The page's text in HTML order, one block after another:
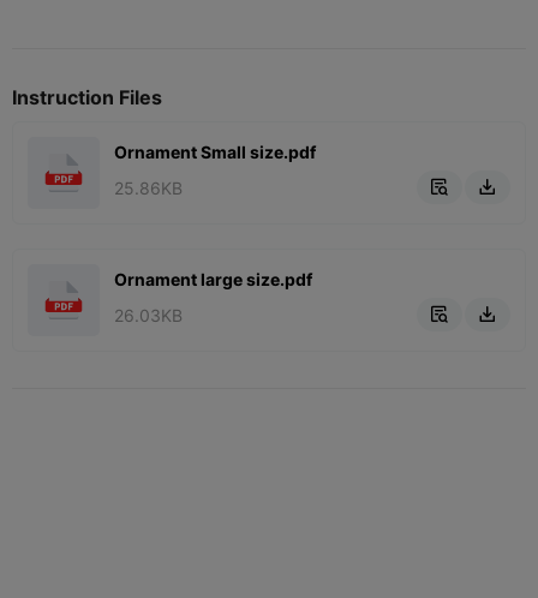
Instruction Files
Ornament Small size.pdf
25.86KB
 
Ornament large size.pdf
26.03KB
 